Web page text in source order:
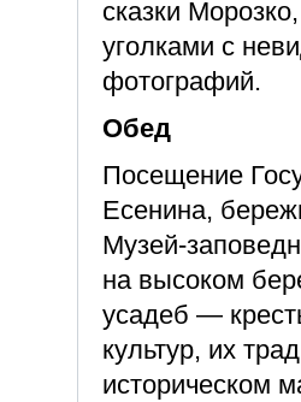
сказки
уголками с
фотографий.
Обед
Посещение
Есенина,
Музей-
на высоком
усадеб —
культур, их
историческом